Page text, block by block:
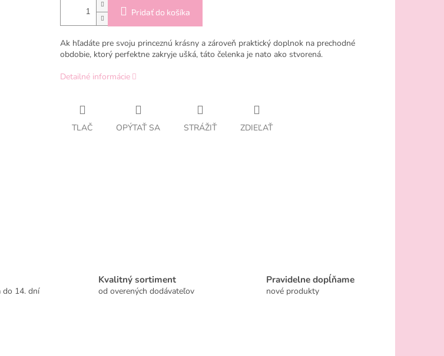
Pridať do košíka
Ak hľadáte pre svoju princeznú krásny a zároveň praktický doplnok na prechodné
obdobie, ktorý perfektne zakryje ušká, táto čelenka je nato ako stvorená.
Detailné informácie
TLAČ OPÝTAŤ SA STRÁŽIŤ ZDIEĽAŤ
do 14. dní
Kvalitný sortiment
od overených dodávateľov
Pravidelne dopĺňame
nové produkty